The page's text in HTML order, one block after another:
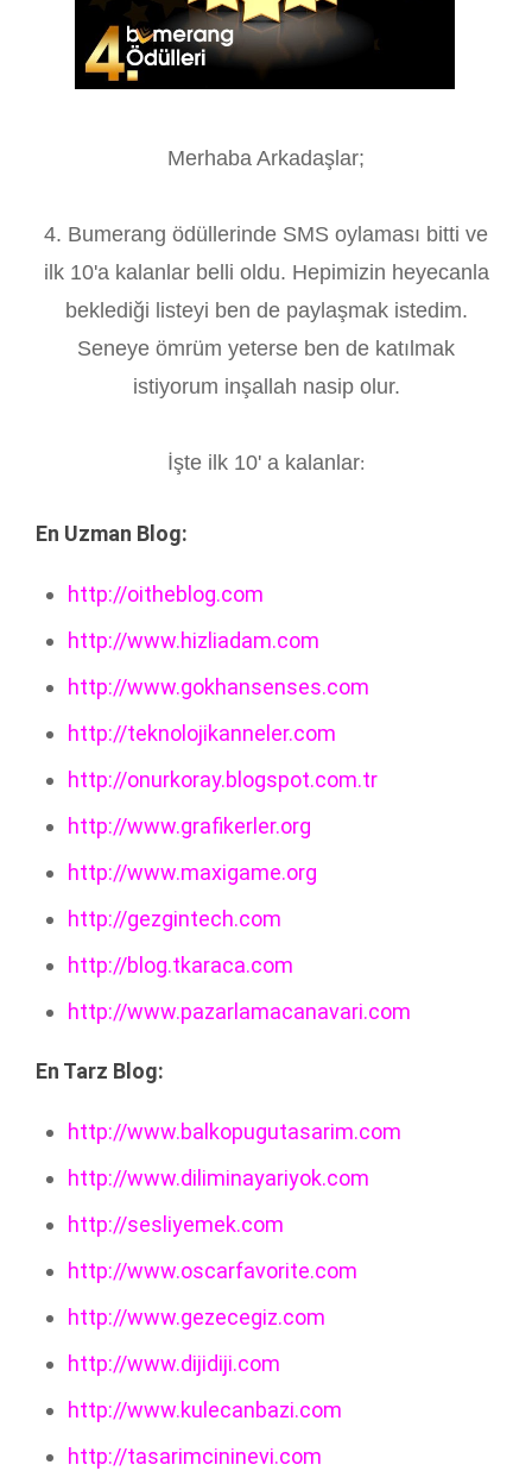
Merhaba Arkadaşlar;
4. Bumerang ödüllerinde SMS oylaması bitti ve
ilk 10'a kalanlar belli oldu. Hepimizin heyecanla
beklediği listeyi ben de paylaşmak istedim.
Seneye ömrüm yeterse ben de katılmak
istiyorum inşallah nasip olur.
İşte ilk 10' a kalanlar:
En Uzman Blog:
http://oitheblog.com
http://www.hizliadam.com
http://www.gokhansenses.com
http://teknolojikanneler.com
http://onurkoray.blogspot.com.tr
http://www.grafikerler.org
http://www.maxigame.org
http://gezgintech.com
http://blog.tkaraca.com
http://www.pazarlamacanavari.com
En Tarz Blog:
http://www.balkopugutasarim.com
http://www.diliminayariyok.com
http://sesliyemek.com
http://www.oscarfavorite.com
http://www.gezecegiz.com
http://www.dijidiji.com
http://www.kulecanbazi.com
http://tasarimcininevi.com